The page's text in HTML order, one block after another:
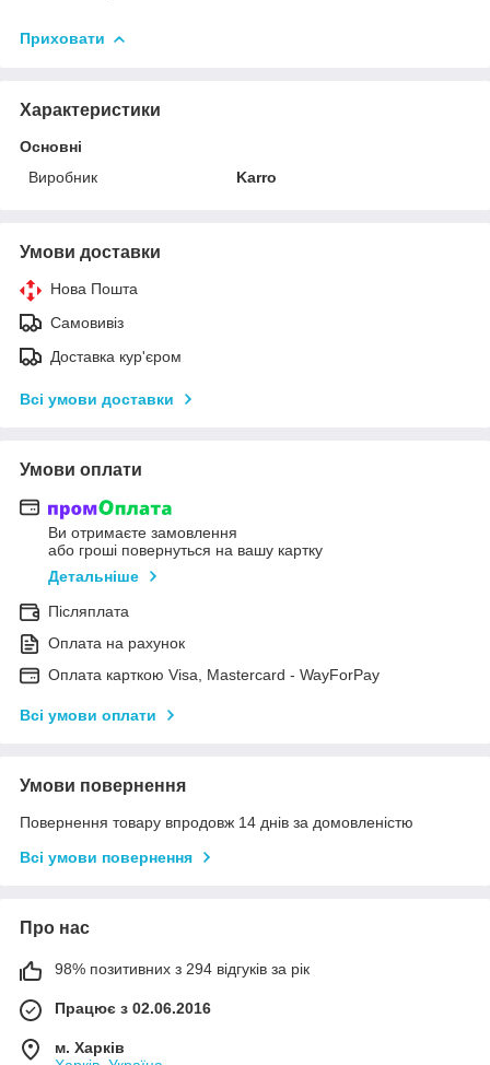
Приховати
Характеристики
Основні
Виробник
Karro
Умови доставки
Нова Пошта
Самовивіз
Доставка кур'єром
Всі умови доставки
Умови оплати
Ви отримаєте замовлення
або гроші повернуться на вашу картку
Детальніше
Післяплата
Оплата на рахунок
Оплата карткою Visa, Mastercard - WayForPay
Всі умови оплати
Умови повернення
Повернення товару впродовж 14 днів за домовленістю
Всі умови повернення
Про нас
98% позитивних з 294 відгуків за рік
Працює з 02.06.2016
м. Харків